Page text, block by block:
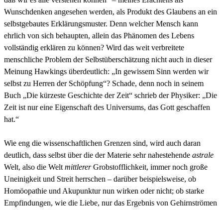
Wunschdenken angesehen werden, als Produkt des Glaubens an ein
selbstgebautes Erklärungsmuster. Denn welcher Mensch kann
ehrlich von sich behaupten, allein das Phänomen des Lebens
vollständig erklären zu können? Wird das weit verbreitete
menschliche Problem der Selbstüberschätzung nicht auch in dieser
Meinung Hawkings überdeutlich: „In gewissem Sinn werden wir
selbst zu Herren der Schöpfung“? Schade, denn noch in seinem
Buch „Die kürzeste Geschichte der Zeit“ schrieb der Physiker: „Die
Zeit ist nur eine Eigenschaft des Universums, das Gott geschaffen
hat.“
Wie eng die wissenschaftlichen Grenzen sind, wird auch daran
deutlich, dass selbst über die der Materie sehr nahestehende astrale
Welt, also die Welt mittlererGrobstofflichkeit, immer noch große
Uneinigkeit und Streit herrschen – darüber beispielsweise, ob
Homöopathie und Akupunktur nun wirken oder nicht; ob starke
Empfindungen, wie die Liebe, nur das Ergebnis von Gehirnströmen